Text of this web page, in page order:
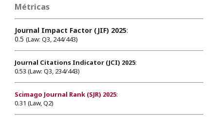
Métricas
Journal Impact Factor (JIF) 2025:
0.5 (Law: Q3, 244/443)
Journal Citations Indicator (JCI) 2025:
0.53 (Law: Q3, 234/443)
Scimago Journal Rank (SJR) 2025:
0.31 (Law, Q2)